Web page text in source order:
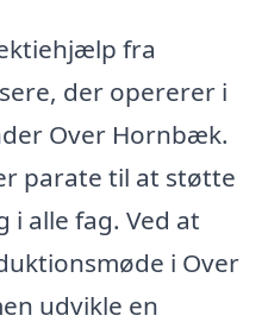
fra
der opererer i
Over Hornbæk.
parate til at støtte
i alle fag. Ved at
i Over
udvikle en